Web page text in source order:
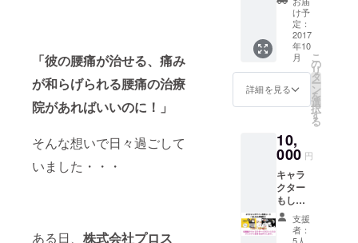
「彼の腰痛が治せる、痛み
が和らげられる腰痛の治療
院があればいいのに！」
そんな想いで日々過ごして
いました・・・
ある日、 株式会社プロス
す。
（iPhon
Android
に対応
手帳
型）
け予
定：
2017
年10
月
詳細を見る
こ
の
リ
タ
ー
ン
を
選
択
す
る
10,
000 円
キャラ
クター
もしく
はSNS
アイコ
ンを
支援
者：